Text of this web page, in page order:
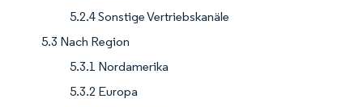
5.2.4 Sonstige Vertriebskanäle
5.3 Nach Region
5.3.1 Nordamerika
5.3.2 Europa